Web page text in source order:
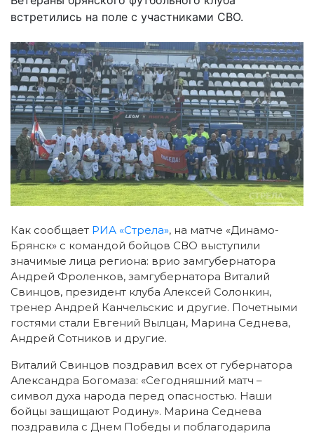
встретились на поле с участниками СВО.
Как сообщает РИА «Стрела», на матче «Динамо-
Брянск» с командой бойцов СВО выступили
значимые лица региона: врио замгубернатора
Андрей Фроленков, замгубернатора Виталий
Свинцов, президент клуба Алексей Солонкин,
тренер Андрей Канчельскис и другие. Почетными
гостями стали Евгений Вылцан, Марина Седнева,
Андрей Сотников и другие.
Виталий Свинцов поздравил всех от губернатора
Александра Богомаза: «Сегодняшний матч –
символ духа народа перед опасностью. Наши
бойцы защищают Родину». Марина Седнева
поздравила с Днем Победы и поблагодарила